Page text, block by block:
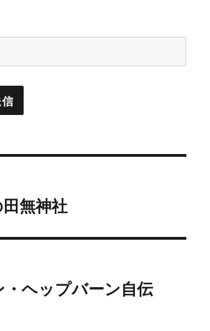
無神社
ヘップバーン自伝